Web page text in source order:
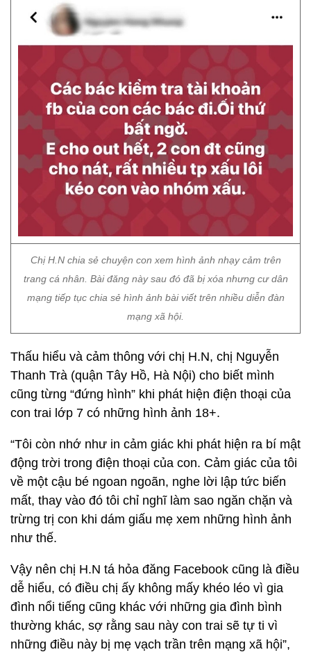
Chị H.N chia sẻ chuyện con xem hình ảnh nhạy cảm trên
trang cá nhân. Bài đăng này sau đó đã bị xóa nhưng cư dân
mạng tiếp tục chia sẻ hình ảnh bài viết trên nhiều diễn đàn
mạng xã hội.
Thấu hiểu và cảm thông với chị H.N, chị Nguyễn
Thanh Trà (quận Tây Hồ, Hà Nội) cho biết mình
cũng từng “đứng hình” khi phát hiện điện thoại của
con trai lớp 7 có những hình ảnh 18+.
“Tôi còn nhớ như in cảm giác khi phát hiện ra bí mật
động trời trong điện thoại của con. Cảm giác của tôi
về một cậu bé ngoan ngoãn, nghe lời lập tức biến
mất, thay vào đó tôi chỉ nghĩ làm sao ngăn chặn và
trừng trị con khi dám giấu mẹ xem những hình ảnh
như thế.
Vậy nên chị H.N tá hỏa đăng Facebook cũng là điều
dễ hiểu, có điều chị ấy không mấy khéo léo vì gia
đình nổi tiếng cũng khác với những gia đình bình
thường khác, sợ rằng sau này con trai sẽ tự ti vì
những điều này bị mẹ vạch trần trên mạng xã hội”,